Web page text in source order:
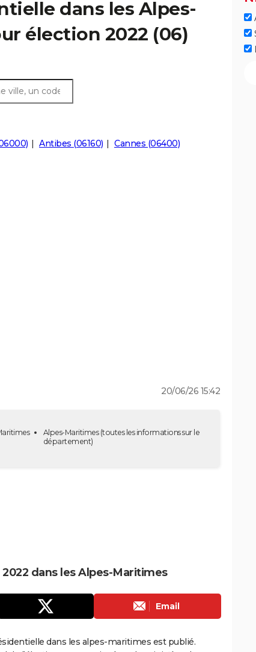
dans les Alpes-
élection 2022 (06)
Antibes (06160) Cannes (06400)
20/06/26 15:42
Alpes-Maritimes(toutes les informations sur le
département)
dans les Alpes-Maritimes
Email
dans les alpes-maritimes est publié.